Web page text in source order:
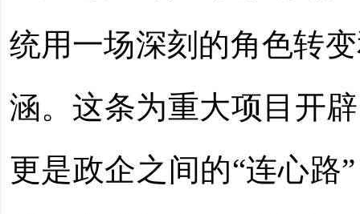
统用一场深刻的角色转
涵。这条为重大项目开
更是政企之间的“连心路